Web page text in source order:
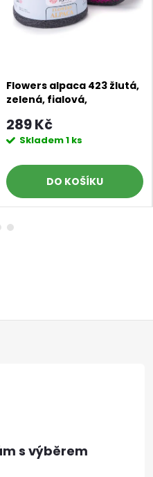
Flowers alpaca 423 žlutá,
zelená, fialová,
289 Kč
Skladem1 ks
DO KOŠÍKUPoslat